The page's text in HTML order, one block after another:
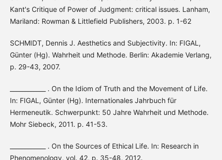
Kant's Critique of Power of Judgment: critical issues. Lanham,
Mariland: Rowman & Littlefield Publishers, 2003. p. 1-62
SCHMIDT, Dennis J. Aesthetics and Subjectivity. In: FIGAL,
Günter (Hg). Wahrheit und Methode. Berlin: Akademie Verlang,
p. 29-43, 2007.
____________ . On the Idiom of Truth and the Movement of Life.
In: FIGAL, Günter (Hg). Internationales Jahrbuch für
Hermeneutik. Schwerpunkt: 50 Jahre Wahrheit und Methode.
Mohr Siebeck, 2011. p. 41-53.
____________ . On the Sources of Ethical Life. In: Research in
Phenomenology, vol. 42, p. 35-48, 2012.